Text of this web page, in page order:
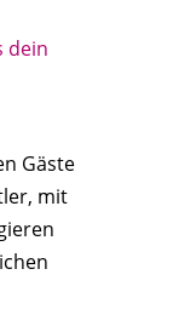
dein
Gäste
mit